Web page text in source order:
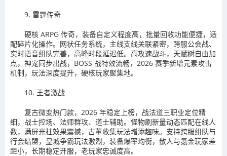
9. 雷霆传奇
硬核 ARPG 传奇，装备自定义程度高，批量回收功能便捷，适
配碎片化操作。网状任务系统，主线支线关联紧密，跨服公会战、
实时语音组队完善，高峰时段延迟低。高攻速战斗，天赋树自由加
点，神宠同步出战，BOSS 战特效流畅，2026 赛季新增元素攻击
机制，玩法深度提升，硬核玩家聚集地。
10. 王者激战
复古微变热门款，2026 年稳定上榜，战法道三职业定位精
细，战士控场、法师群攻、道士辅助。怪物刷新量动态匹配在线人
数，满屏光柱效果震撼，古董收集玩法增添趣味。支持跨服组队与
行会结盟，皇城争霸玩法激烈，装备爆率均衡，散人与氪金玩家差
距小，长期稳定开服，老玩家忠诚度高。